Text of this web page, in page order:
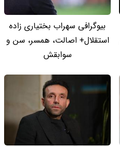
بیوگرافی سهراب بختیاری زاده
استقلال+ اصالت، همسر، سن و
سوابقش